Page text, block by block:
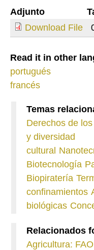
Adjunto
Download File
Read it in other
portugués
francés
Temas
Derechos de
y diversidad
cultural
Biotecnología
Biopiratería
confinamientos
biológicas
Relacionados
Agricultura: